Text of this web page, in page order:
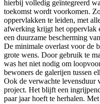
hierbij volledig geïntegreerd
toekomst wordt voorkomen.
oppervlakken te leiden, met
afwerking krijgt het oppervlak
een duurzame bescherming
De minimale overlast voor de
grote wens. Door gebruik te
was het niet nodig om
bewoners de galerijen tussen
Ook de verwachte levensduur
project. Het blijft een
paar jaar hoeft te herhalen.